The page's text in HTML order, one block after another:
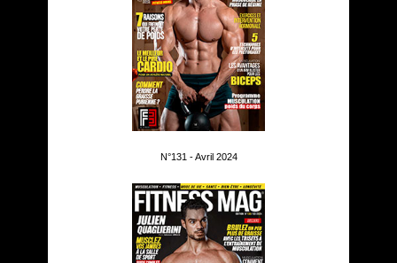
N°131 - Avril 2024